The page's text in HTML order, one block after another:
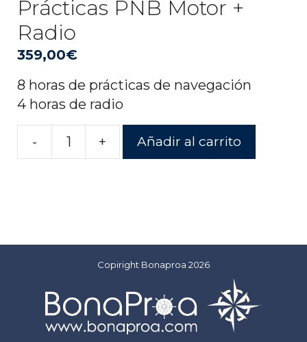
Prácticas PNB Motor +
Radio
359,00€
8 horas de prácticas de navegación
4 horas de radio
-
Prácticas
cantidad
+ Añadir al carrito
Copiright Bonaproa 2026